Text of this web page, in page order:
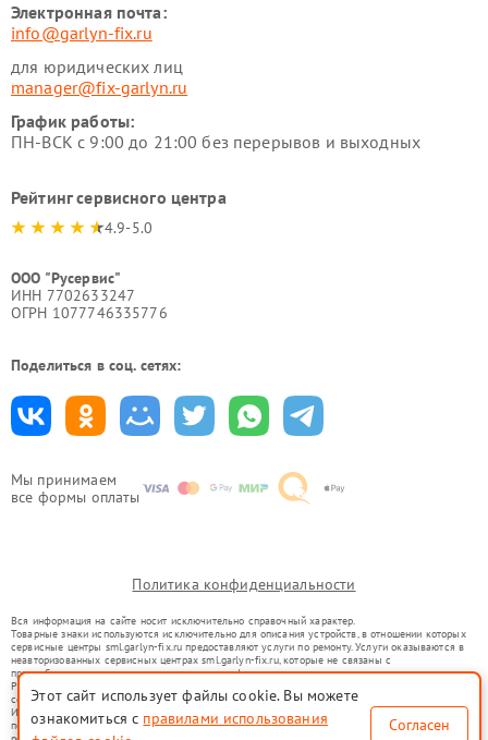
Мы принимаем
все формы оплаты
Электронная почта:
info@garlyn-fix.ru
для юридических лиц
manager@fix-garlyn.ru
График работы:
ПН-ВСК с 9:00 до 21:00 без перерывов и выходных
Рейтинг сервисного центра
4.9-5.0
ООО "Русервис"
ИНН 7702633247
ОГРН 1077746335776
Поделиться в соц. сетях:
Политика конфиденциальности
Вся информация на сайте носит исключительно справочный характер.
Товарные знаки используются исключительно для описания устройств, в отношении которых
сервисные центры sml.garlyn-fix.ru предоставляют услуги по ремонту. Услуги оказываются в
неавторизованных сервисных центрах sml.garlyn-fix.ru, которые не связаны с
правообладателями товарных знаков или их официальными представителями.
Ремонт осуществляется для устройств, уже введенных в гражданский оборот в соответствии
со статьей 1487 ГК РФ.
Использование товарных знаков не преследует цели индивидуализации услуг или введения
потребителей в заблуждение, а служит для информирования о предоставляемых услугах по
Этот сайт использует файлы cookie. Вы можете
ознакомиться с правилами использования
Согласен